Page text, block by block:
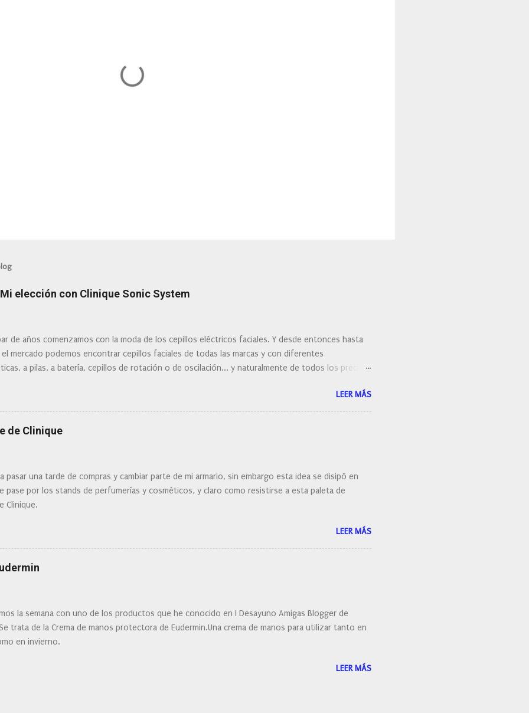
elección con Clinique Sonic System
de años comenzamos con la moda de los cepillos eléctricos faciales. Y desde entonces hasta
el mercado podemos encontrar cepillos faciales de todas las marcas y con diferentes
a pilas, a batería, cepillos de rotación o de oscilación... y naturalmente de todos los precios.
mi tipo de piel? ¿Qué busco?... En este post os voy a dar mi opinión de porque elegí mi cepilloLEER MÁS
de Clinique
pasar una tarde de compras y cambiar parte de mi armario, sin embargo esta idea se disipó en
pase por los stands de perfumerías y cosméticos, y claro como resistirse a esta paleta de
Clinique.
LEER MÁS
la semana con uno de los productos que he conocido en I Desayuno Amigas Blogger de
trata de la Crema de manos protectora de Eudermin.Una crema de manos para utilizar tanto en
en invierno.
LEER MÁS